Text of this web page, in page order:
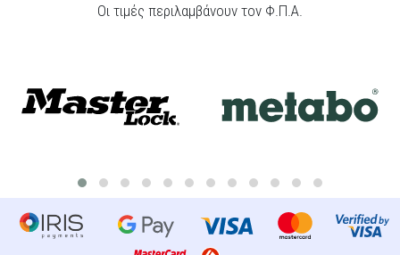
Οι τιμές περιλαμβάνουν τον Φ.Π.Α.